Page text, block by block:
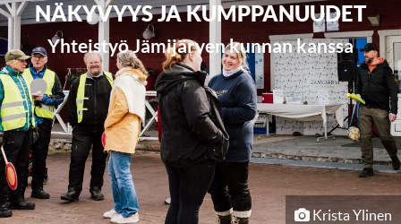
NÄKYVYYS JA KUMPPANUUDET
Yhteistyö Jämijärven kunnan kanssa
Krista Ylinen